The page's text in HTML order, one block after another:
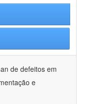
de defeitos em
e